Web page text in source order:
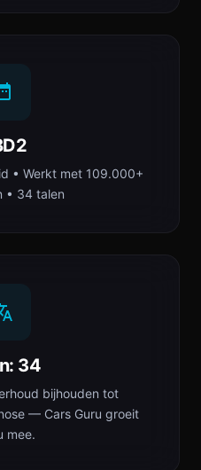
• Werkt met 109.000+
• 34 talen
34
bijhouden tot
— Cars Guru groeit
mee.